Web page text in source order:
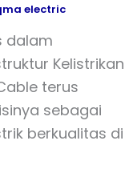
electric
dalam
Kelistrikan
terus
sebagai
berkualitas di